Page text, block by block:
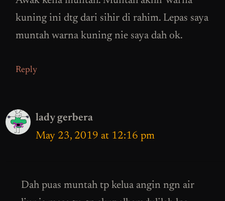
kuning ini dtg dari sihir di rahim. Lepas saya
muntah warna kuning nie saya dah ok.
Reply
lady gerbera
May 23, 2019 at 12:16 pm
Dah puas muntah tp kelua angin ngn air